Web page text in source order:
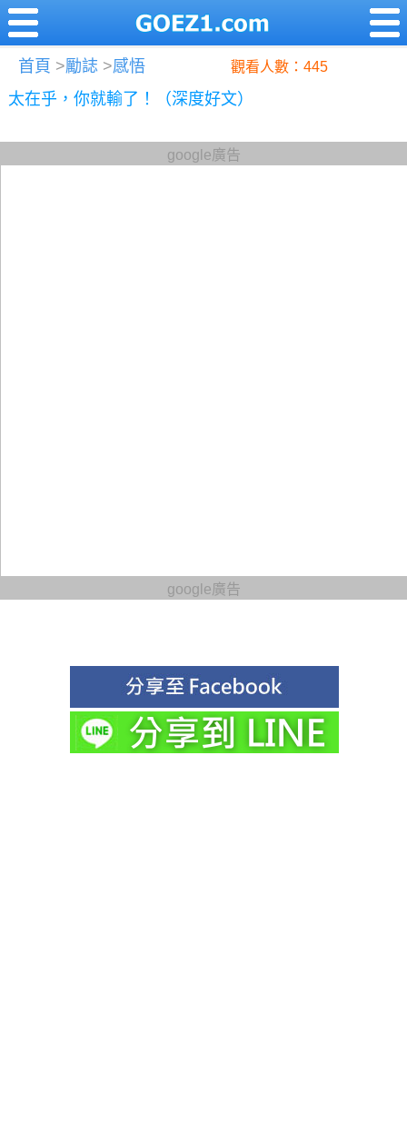
首頁 >勵誌 >感悟 觀看人數：445
太在乎，你就輸了！（深度好文）
google廣告
google廣告